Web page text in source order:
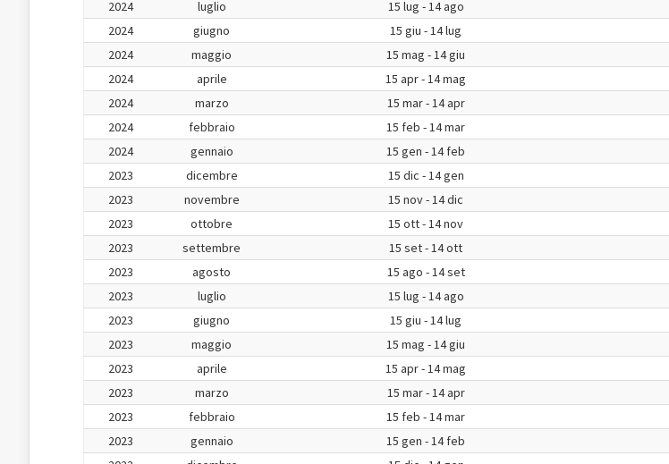
2024
luglio 15 lug - 14 ago
2024
giugno 15 giu - 14 lug
2024
maggio 15 mag - 14 giu
2024
aprile 15 apr - 14 mag
2024
marzo 15 mar - 14 apr
2024
febbraio 15 feb - 14 mar
2024
gennaio 15 gen - 14 feb
2023
dicembre 15 dic - 14 gen
2023
novembre 15 nov - 14 dic
2023
ottobre 15 ott - 14 nov
2023
settembre 15 set - 14 ott
2023
agosto 15 ago - 14 set
2023
luglio 15 lug - 14 ago
2023
giugno 15 giu - 14 lug
2023
maggio 15 mag - 14 giu
2023
aprile 15 apr - 14 mag
2023
marzo 15 mar - 14 apr
2023
febbraio 15 feb - 14 mar
2023
gennaio 15 gen - 14 feb